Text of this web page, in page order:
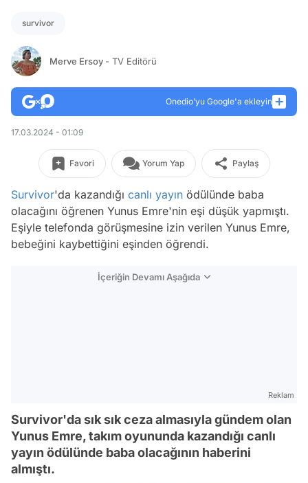
survivor
Merve Ersoy - TV Editörü
Onedio’yu Google'a ekleyin
17.03.2024 - 01:09
Favori Yorum Yap Paylaş
Survivor'da kazandığı canlı yayın ödülünde baba
olacağını öğrenen Yunus Emre'nin eşi düşük yapmıştı.
Eşiyle telefonda görüşmesine izin verilen Yunus Emre,
bebeğini kaybettiğini eşinden öğrendi.
İçeriğin Devamı Aşağıda
Reklam
Survivor'da sık sık ceza almasıyla gündem olan
Yunus Emre, takım oyununda kazandığı canlı
yayın ödülünde baba olacağının haberini
almıştı.